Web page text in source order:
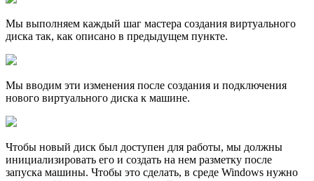
Мы выполняем каждый шаг мастера создания виртуального
диска так, как описано в предыдущем пункте.
Мы вводим эти изменения после создания и подключения
нового виртуального диска к машине.
Чтобы новый диск был доступен для работы, мы должны
инициализировать его и создать на нем разметку после
запуска машины. Чтобы это сделать, в среде Windows нужно